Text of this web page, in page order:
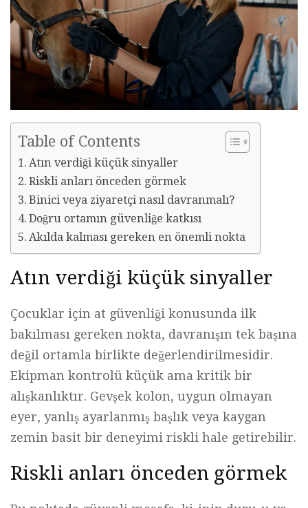
Table of Contents
Atın verdiği küçük sinyaller
Riskli anları önceden görmek
Binici veya ziyaretçi nasıl davranmalı?
Doğru ortamın güvenliğe katkısı
Akılda kalması gereken en önemli nokta
Atın verdiği küçük sinyaller
Çocuklar için at güvenliği konusunda ilk
bakılması gereken nokta, davranışın tek başına
değil ortamla birlikte değerlendirilmesidir.
Ekipman kontrolü küçük ama kritik bir
alışkanlıktır. Gevşek kolon, uygun olmayan
eyer, yanlış ayarlanmış başlık veya kaygan
zemin basit bir deneyimi riskli hale getirebilir.
Riskli anları önceden görmek